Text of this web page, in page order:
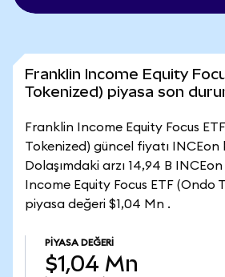
Franklin Income Equity
Tokenized) piyasa son
Franklin Income Equity Focus
Tokenized) güncel fiyatı INCEon
Dolaşımdaki arzı 14,94 B
Income Equity Focus ETF (Ondo
piyasa değeri $1,04 Mn .
PIYASA DEĞERI
$1,04 Mn